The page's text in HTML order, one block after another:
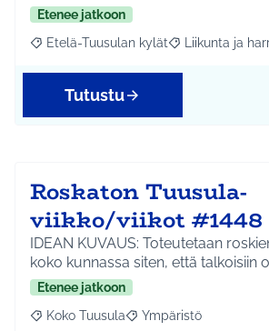
Etenee jatkoon
Rajaa tulokset aihepiirin mukaan: Etelä-
Etelä-Tuusulan kylät Rajaa tulokset
Liikunta ja
Tutustu
Roskaton Tuusula-
viikko/viikot #1448
IDEAN KUVAUS: Toteutetaan
koko kunnassa siten, että talkoisiin
Etenee jatkoon
Rajaa tulokset aihepiirin mukaan: Koko
Koko Tuusula Rajaa tulokset teeman
Ympäristö